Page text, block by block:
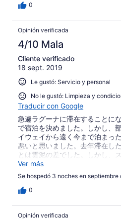
0
Opinión verificada
4/10 Mala
Cliente verificado
18 sept. 2019
Le gustó: Servicio y personal
No le gustó: Limpieza y
Traducir con Google
急遽ラグーナに滞在することに
で宿泊を決めました。しかし、
イウェイから遠く今まで泊まっ
悪いと思いました。去年滞在し
とは雲泥の差でした。しかし、
でしたので、そこは良かったで
しさでカバーしてくれました。
Ver más
Se hospedó 3 noches en septiembre
0
Opinión verificada